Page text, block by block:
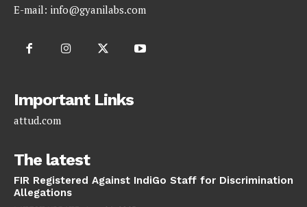
E-mail: info@gyanilabs.com
Important Links
attud.com
The latest
FIR Registered Against IndiGo Staff for Discrimination
Allegations